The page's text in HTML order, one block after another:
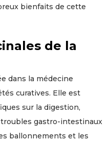
bienfaits de cette
de la
dans la médecine
curatives. Elle est
sur la digestion,
gastro-intestinaux
ballonnements et les